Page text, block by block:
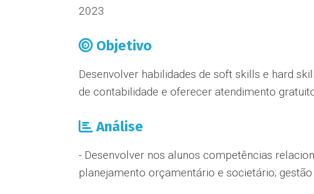
2023
Objetivo
Desenvolver habilidades de soft skills e hard
de contabilidade e oferecer atendimento
Análise
- Desenvolver nos alunos competências
planejamento orçamentário e societário;